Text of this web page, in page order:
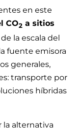
en este
CO2 a sitios
la escala del
fuente emisora
generales,
transporte por
híbridas
la alternativa